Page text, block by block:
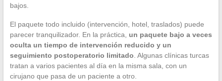
bajos.
El paquete todo incluido (intervención, hotel, traslados) puede
parecer tranquilizador. En la práctica, un paquete bajo a veces
oculta un tiempo de intervención reducido y un
seguimiento postoperatorio limitado. Algunas clínicas turcas
tratan a varios pacientes al día en la misma sala, con un
cirujano que pasa de un paciente a otro.